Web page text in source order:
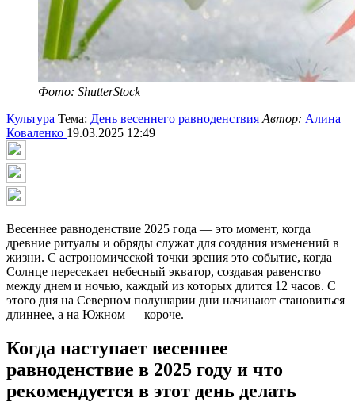
Фото: ShutterStock
Культура Тема: День весеннего равноденствия Автор: Алина
Коваленко 19.03.2025 12:49
Весеннее равноденствие 2025 года — это момент, когда
древние ритуалы и обряды служат для создания изменений в
жизни. С астрономической точки зрения это событие, когда
Солнце пересекает небесный экватор, создавая равенство
между днем и ночью, каждый из которых длится 12 часов. С
этого дня на Северном полушарии дни начинают становиться
длиннее, а на Южном — короче.
Когда наступает весеннее
равноденствие в 2025 году и что
рекомендуется в этот день делать